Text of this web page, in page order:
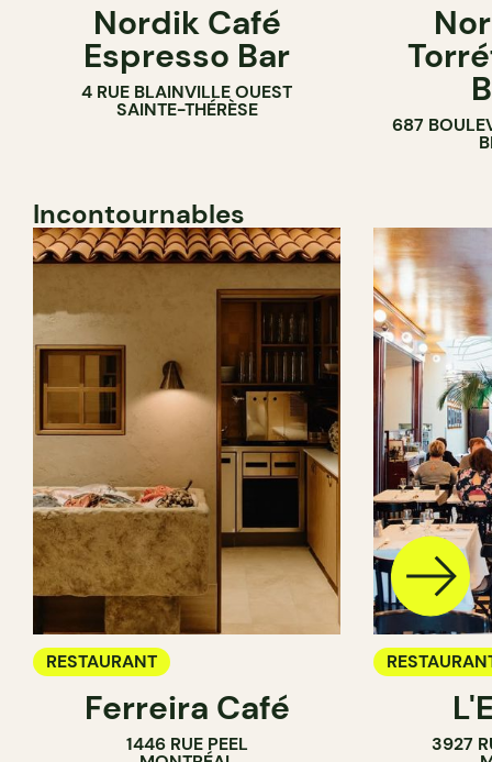
Nordik Café
Espresso Bar
4 RUE BLAINVILLE OUEST
SAINTE-THÉRÈSE
687
Incontournables
RESTAURANT
Ferreira Café
1446 RUE PEEL 3927